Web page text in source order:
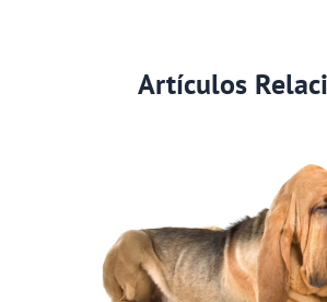
Artículos